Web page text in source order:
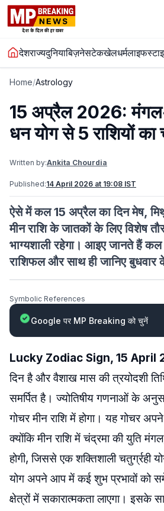
देशराज्यदुनियाबिज़नेसटेकखेलधर्म
Home/Astrology
15 अप्रैल 2026:
धन योग से 5 राशियों का
Written by:Ankita Chourdia
Published:14 April 2026 at 19:08 IST
ऐसे में कल 15 अप्रैल का दिन मेष,
मीन राशि के जातकों के लिए विशेष
भाग्यशाली रहेगा। आइए जानते हैं कल
राशिफल और साथ ही जानिए बुधवार
Symbolic References
Google पर MP Breaking को चुनें
Lucky Zodiac Sign, 15 April
दिन है और वैशाख मास की त्रयोदशी
समर्पित है। ज्योतिषीय गणनाओं के
गोचर मीन राशि में होगा। यह गोचर
क्योंकि मीन राशि में चंद्रमा की युति
होगी, जिससे एक शक्तिशाली चतुर्ग्रही
योग अपने आप में कई शुभ प्रभावों को
क्षेत्रों में सकारात्मकता लाएगा। इसके